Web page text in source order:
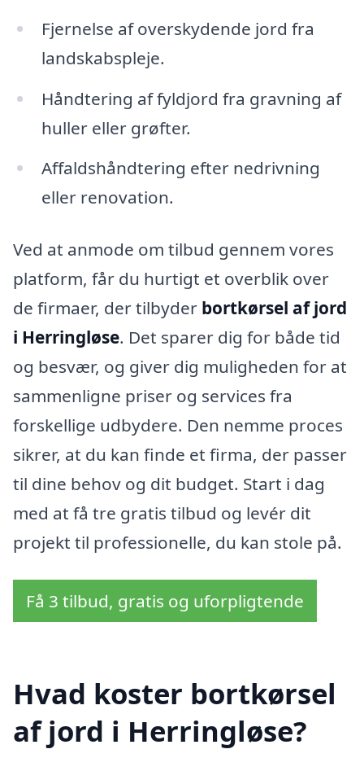
Fjernelse af overskydende jord fra
landskabspleje.
Håndtering af fyldjord fra gravning af
huller eller grøfter.
Affaldshåndtering efter nedrivning
eller renovation.
Ved at anmode om tilbud gennem vores
platform, får du hurtigt et overblik over
de firmaer, der tilbyder bortkørsel af jord
i Herringløse. Det sparer dig for både tid
og besvær, og giver dig muligheden for at
sammenligne priser og services fra
forskellige udbydere. Den nemme proces
sikrer, at du kan finde et firma, der passer
til dine behov og dit budget. Start i dag
med at få tre gratis tilbud og levér dit
projekt til professionelle, du kan stole på.
Få 3 tilbud, gratis og uforpligtende
Hvad koster bortkørsel
af jord i Herringløse?